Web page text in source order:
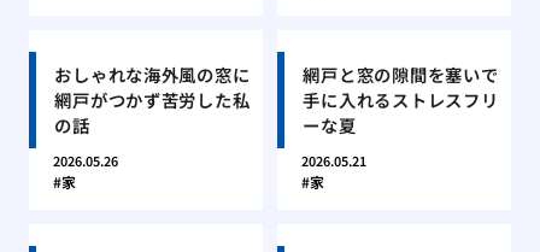
おしゃれな海外風の窓に
網戸がつかず苦労した私
の話
2026.05.26
家
網戸と窓の隙間を塞いで
手に入れるストレスフリ
ーな夏
2026.05.21
家